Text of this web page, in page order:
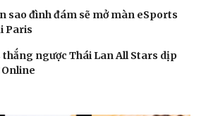
sao đình đám sẽ mở màn eSports
Paris
thắng ngược Thái Lan All Stars dịp